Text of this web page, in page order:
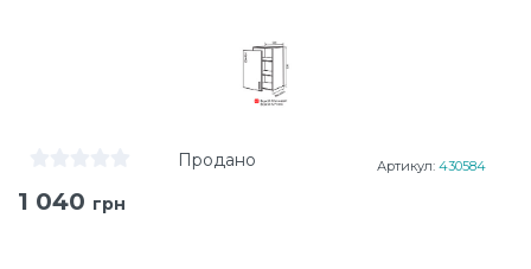
Продано Артикул: 430584
1 040 грн